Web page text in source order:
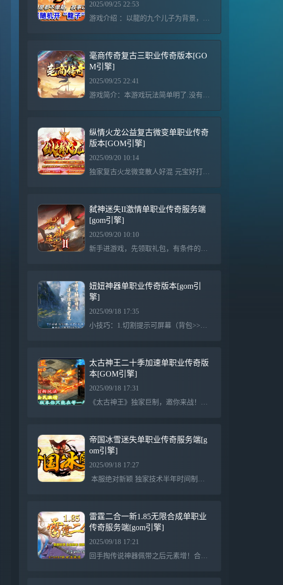
2025/09/25 22:53
游戏介绍 ：以龍的九个儿子为背景，结合山海经各种妖魔鬼怪为蓝图展开。版本耐玩，不浮夸，不秒杀关于宠物：宠 物 分 为：青铜----白银----黄金----王者----变异-----超级变异（龍子）----- 超级狂暴（龍王）宠物来源①：游戏里有个人副本，只要等级全免费打，倒计时结束后又可去打，个人BOSS必爆对应的宠物蛋，宠物蛋可以直接开出以上宠物宠物来源②：游戏里所有BOSS都爆“宠物精元”和“龍子精元”集齐一定数量可以合成宠物蛋。至于能孵化出什么宠物，就得看你脸白不白宠物来源③：整数等级的个人BOSS“
毫商传奇复古三职业传奇版本[GO
M引擎]
2025/09/25 22:41
游戏简介：本游戏玩法简单明了.没有任何繁琐东西，PK平衡 无秒杀，不变态。经典耐玩！注意事项：禁止使用空白名字,非法字符,发现删号处理,开挂者一经查处直接删号处理！！！本服目前是测试区,10.30号19点准时开区,测试期间充值开区多送10%！本服只有官方网站充值,永久比例1:2 如有发下其他比例,截图找管理举报,奖金5000人民币！！如发现微信充值不了,请联系管理员QQ号:1234567！！盛大小闲正规授权服，秒提现，玩的放心霸屏连体广告~实力运营亳商传奇授权服（火爆新服）每天３万+的霸屏广告宣传《元宝1:
纵情火龙公益复古微变单职业传奇
版本[GOM引擎]
2025/09/20 10:14
独家复古火龙微变散人好混 元宝好打纵横火龙公益单职业 全网独家第一品牌单职业 倾心打造 超级耐玩 独家超爽夏季篇 只为兄弟们激情进行到底！
弑神迷失II激情单职业传奇服务端
[gom引擎]
2025/09/20 10:10
新手进游戏，先领取礼包，有条件的充值50元，领取自动回收和触发奇遇怪物原地起飞功能+超强挂机(精力助手)。土豪玩家上线优先升级勋章，然后升级称号，时装，特殊四格。刷怪起飞，快人步!!!!!!!!!勋章升级到弑神神力开始带隐身功能，打到村料升等级，土下方学技能，半月 群毒 十步一杀 学习后有额外打怪地图。除勋章以外，前期 时装 特殊 不用升级太高，本服是均衡发育服，某一样特殊顶级并不能称霸全服，元宝优先升级，本服等级压制一切十步一杀，野蛮冲撞可以麻痹低于自己等级的敌人PK利器!!!散人玩家先在初级地图打新手怪
妞妞神器单职业传奇版本[gom引
擎]
2025/09/18 17:35
小技巧：1.切割提示可屏幕（背包>>>服务>>>下方 开关切割显示）以及开启关启全服提示.2.升级系统：（背包>>>服务>>>点击等级提升）有详细说明----------------------------------------------------------------------------------------------------------------------------前期不管你充了多少钱，不要刻意的去打大怪，
太古神王二十季加速单职业传奇版
本[GOM引擎]
2025/09/18 17:31
《太古神王》独家巨制，邀你来战！！！游戏介绍 元宝1:2500000 充值点1:1 网银多送100% 点卡多送100%游戏介绍 第一季首战首区·史诗巨作 “太古神王”游戏介绍 本服每个区开区后两小时举行一次狂爆充值点活动游戏介绍 独家BUFF、设计合理、无秒杀、不变态，给您从未体验过的激情游戏介绍 最高端定制封挂系统 封挂严格 公平长期服 全图ＢＯＳＳ游戏介绍 本服无任何无用活动.所有活动都是在送你钱。一天上百不是梦游戏介绍 每天开放５个新区 绝对稳定.长久公平.绝对激情 游戏介绍 本服永久承诺：将免费进行
帝国冰雪迷失单职业传奇服务端[g
om引擎]
2025/09/18 17:27
本服绝对新颖 独家技术半年时间制作 团队运营 万元封挂 请游戏体验！原创正版，装备一切靠打！全球首发，装备保值，封杀一切外挂！！金币比例1:10 商行充值100元以上多送百分之10拿沙奖励RMB：2888-5888元不等！ 奖励绝对真实，不存在领取限制等手段！20元顶赞，绝无任何坑爹隐藏消费，无土豪充值地图，货币自由买卖！
雷霆二合一新1.85无限合成单职业
传奇服务端[gom引擎]
2025/09/18 17:21
回手掏传说神器佩带之后元素增！合成需求雷霆盾牌-加血宝石-雷霆斗笠-58888雷霆雷霆无限二合一版本！不要把密码设置成和账号密码一样,以免带来不必要的损失神力指环传说神器佩带之后攻增！碎片合成神力指合成需求神力碎片*1888强化的是部位,不是装备,更换装备自动添加属性.身上的剑甲和首饰都可进行加星.每次成功+100点攻！选择武器部 选择衣服部位 选择头盔部位 选择项链部位 选择左手部位 选择右手部位 选择腰带部位 选择靴子部位装备加星详细属性到此查看！装备加星属性加成：^-全身100星 触发 打